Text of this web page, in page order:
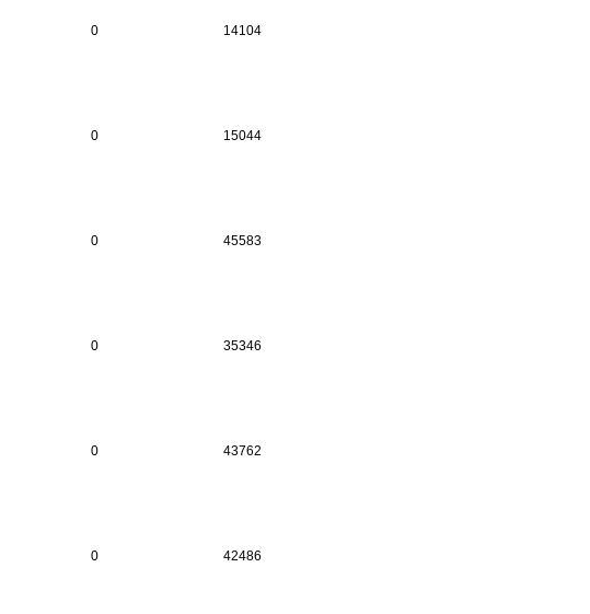
0 14104
0 15044
0 45583
0 35346
0 43762
0 42486